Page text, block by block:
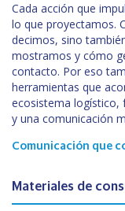
Cada acción que
lo que proyectamos.
decimos, sino
mostramos y cómo
contacto. Por eso
herramientas que
ecosistema
y una comunicación
Comunicación que
Materiales de